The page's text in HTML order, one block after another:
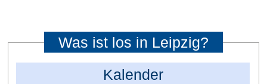
Was ist los in Leipzig?
Kalender